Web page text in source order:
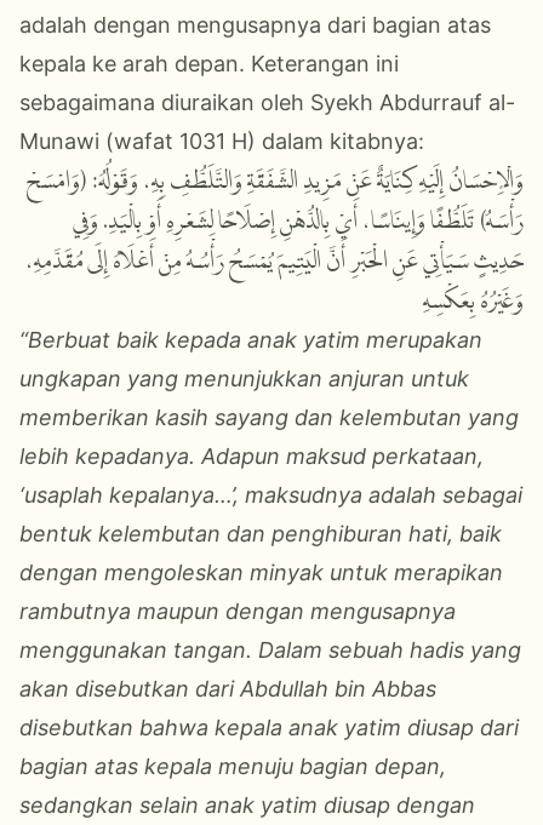
adalah dengan mengusapnya dari bagian atas
kepala ke arah depan. Keterangan ini
sebagaimana diuraikan oleh Syekh Abdurrauf al-
Munawi (wafat 1031 H) dalam kitabnya:
وَالْإِحْسَانُ إِلَيْهِ كِنَايَةٌ عَنْ مَزِيدِ الشَّفَقَةِ وَالتَّلَطُّفِ بِهِ، وَقَوْلُهُ: (وَامْسَحْ
رَأْسَهُ) تَلَطُّفًا وَإِينَاسًا، أَيْ بِالدُّهْنِ إِصْلَاحًا لِشَعْرِهِ أَوْ بِالْيَدِ. وَفِي
حَدِيثٍ سَيَأْتِي عَنِ الْحَبْرِ أَنَّ الْيَتِيمَ يُمْسَحُ رَأْسُهُ مِنْ أَعْلَاهُ إِلَى مُقَدَّمِهِ،
وَغَيْرُهُ بِعَكْسِهِ
“Berbuat baik kepada anak yatim merupakan
ungkapan yang menunjukkan anjuran untuk
memberikan kasih sayang dan kelembutan yang
lebih kepadanya. Adapun maksud perkataan,
‘usaplah kepalanya…’, maksudnya adalah sebagai
bentuk kelembutan dan penghiburan hati, baik
dengan mengoleskan minyak untuk merapikan
rambutnya maupun dengan mengusapnya
menggunakan tangan. Dalam sebuah hadis yang
akan disebutkan dari Abdullah bin Abbas
disebutkan bahwa kepala anak yatim diusap dari
bagian atas kepala menuju bagian depan,
sedangkan selain anak yatim diusap dengan